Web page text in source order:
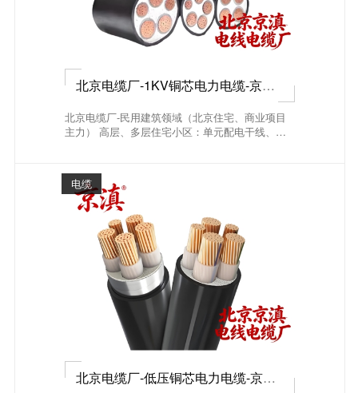
北京电缆厂-1KV铜芯电力电缆-京滇®
北京电缆厂-民用建筑领域（北京住宅、商业项目
主力） 高层、多层住宅小区：单元配电干线、户
电缆
北京电缆厂-低压铜芯电力电缆-京滇®